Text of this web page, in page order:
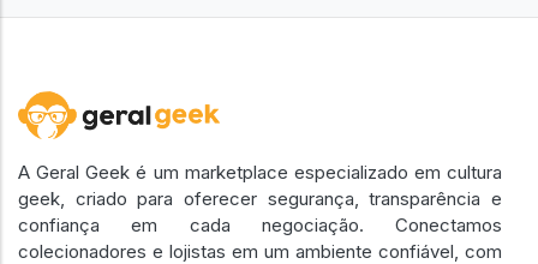
A Geral Geek é um marketplace especializado em cultura
geek, criado para oferecer segurança, transparência e
confiança em cada negociação. Conectamos
colecionadores e lojistas em um ambiente confiável, com